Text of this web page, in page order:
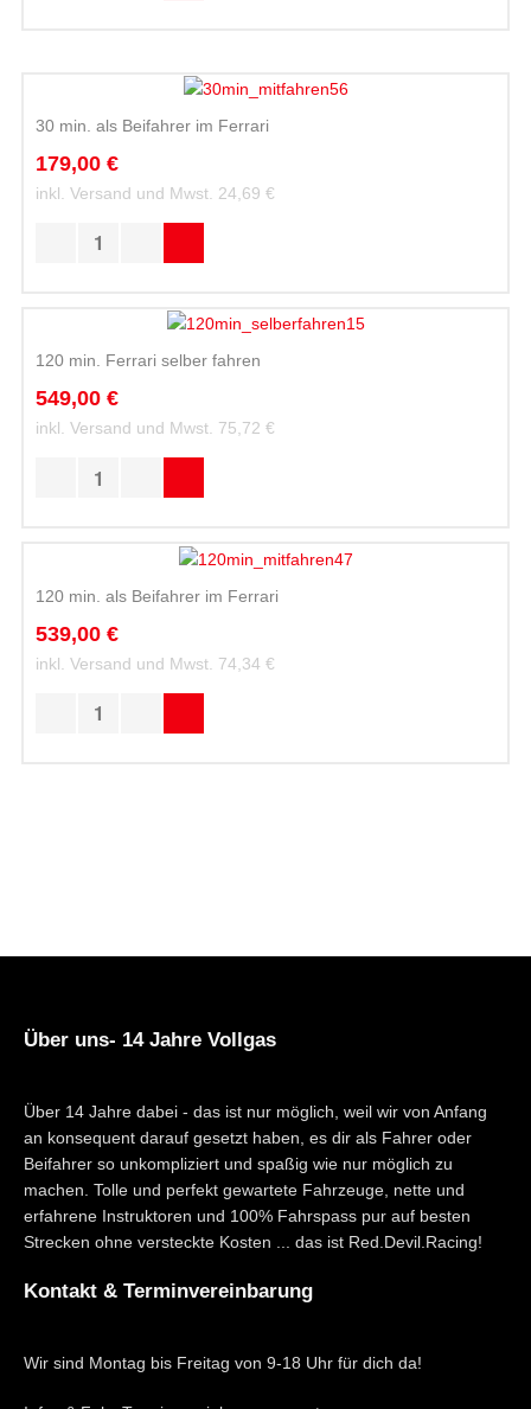
30 min. als Beifahrer im Ferrari
179,00 €
inkl. Versand und Mwst. 24,69 €
120 min. Ferrari selber fahren
549,00 €
inkl. Versand und Mwst. 75,72 €
120 min. als Beifahrer im Ferrari
539,00 €
inkl. Versand und Mwst. 74,34 €
Über uns- 14 Jahre Vollgas
Über 14 Jahre dabei - das ist nur möglich, weil wir von Anfang
an konsequent darauf gesetzt haben, es dir als Fahrer oder
Beifahrer so unkompliziert und spaßig wie nur möglich zu
machen. Tolle und perfekt gewartete Fahrzeuge, nette und
erfahrene Instruktoren und 100% Fahrspass pur auf besten
Strecken ohne versteckte Kosten ... das ist Red.Devil.Racing!
Kontakt & Terminvereinbarung
Wir sind Montag bis Freitag von 9-18 Uhr für dich da!